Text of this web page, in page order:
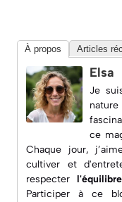
À propos Articles
Elsa
Je
ce
Chaque jour,
cultiver et
respecter
Participer à ce